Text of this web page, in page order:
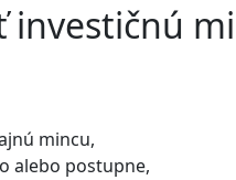
investičnú
mincu,
alebo postupne,